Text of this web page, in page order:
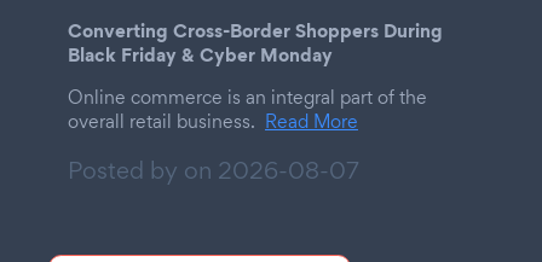
Converting Cross-Border Shoppers During
Black Friday & Cyber Monday
Online commerce is an integral part of the
overall retail business. Read More
Posted by on 2026-08-07